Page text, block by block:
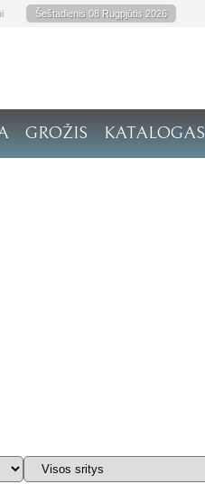
Šeštadienis 08 Rugpjūtis 2026
GROŽIS KATALOGAS